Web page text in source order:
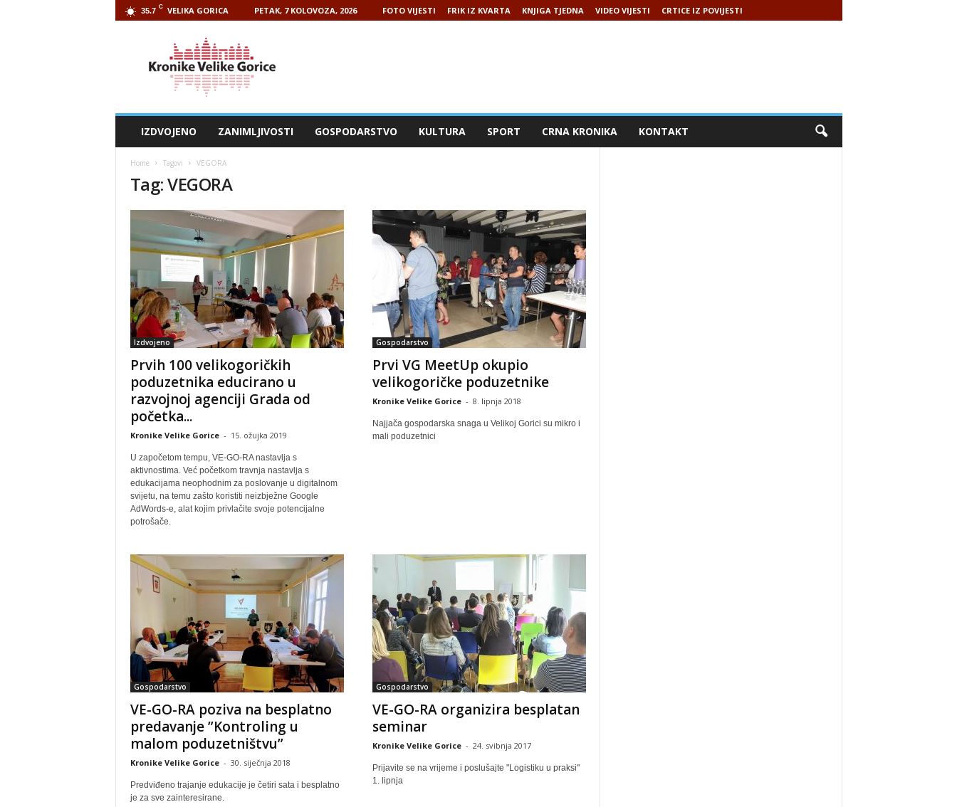
35.7 C VELIKA GORICA PETAK, 7 KOLOVOZA, 2026 FOTO VIJESTI FRIK IZ KVARTA KNJIGA TJEDNA VIDEO VIJESTI CRTICE IZ POVIJESTI
IZDVOJENO ZANIMLJIVOSTI GOSPODARSTVO KULTURA SPORT CRNA KRONIKA KONTAKT
Home Tagovi VEGORA
Tag: VEGORA
Izdvojeno
Prvih 100 velikogoričkih
poduzetnika educirano u
razvojnoj agenciji Grada od
početka...
Kronike Velike Gorice - 15. ožujka 2019
U započetom tempu, VE-GO-RA nastavlja s
aktivnostima. Već početkom travnja nastavlja s
edukacijama neophodnim za poslovanje u digitalnom
svijetu, na temu zašto koristiti neizbježne Google
AdWords-e, alat kojim privlačite svoje potencijalne
potrošače.
Gospodarstvo
Prvi VG MeetUp okupio
velikogoričke poduzetnike
Kronike Velike Gorice - 8. lipnja 2018
Najjača gospodarska snaga u Velikoj Gorici su mikro i
mali poduzetnici
Gospodarstvo
VE-GO-RA poziva na besplatno
predavanje ”Kontroling u
malom poduzetništvu”
Kronike Velike Gorice - 30. siječnja 2018
Predviđeno trajanje edukacije je četiri sata i besplatno
je za sve zainteresirane.
Gospodarstvo
VE-GO-RA organizira besplatan
seminar
Kronike Velike Gorice - 24. svibnja 2017
Prijavite se na vrijeme i poslušajte "Logistiku u praksi"
1. lipnja